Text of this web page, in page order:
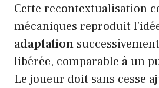
Cette recontextualisation
mécaniques reproduit
adaptation
libérée, comparable à un
Le joueur doit sans cesse